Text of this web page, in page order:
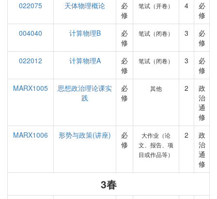
022075
天体物理概论
必
修
笔试（开卷） 4
必
修
004040
计算物理B
必
修
笔试（闭卷） 3
必
修
022012
计算物理A
必
修
笔试（闭卷） 3
必
修
MARX1005
思想政治理论课实
践
必
修
其他 2
政
治
通
修
MARX1006
形势与政策(讲座)
必
修
大作业（论
文、报告、项
目或作品等）
2
政
治
通
修
3春